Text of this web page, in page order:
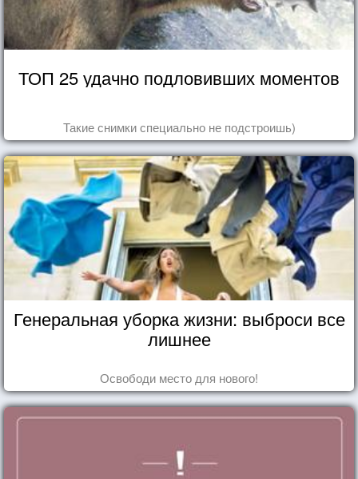
ТОП 25 удачно подловивших моментов
Такие снимки специально не подстроишь)
Генеральная уборка жизни: выброси все
лишнее
Освободи место для нового!